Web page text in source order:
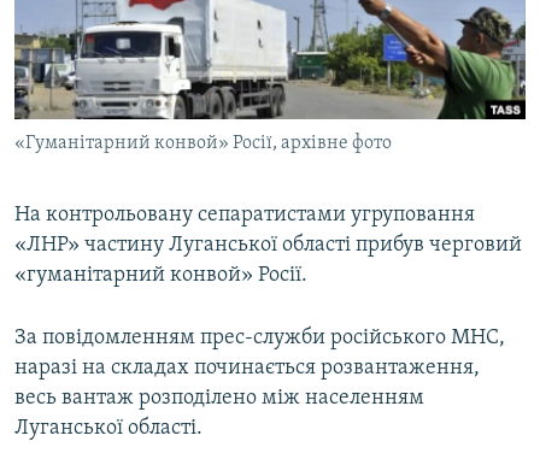
ВІДЕОУРОКИ «ELIFBE»
СВІДЧЕННЯ ОКУПАЦІЇ
УКРАЇНСЬКА ПРОБЛЕМА КРИМУ
ІНФОГРАФІКА
Русский
Qırımtatar
ДОЛУЧАЙСЯ!
Усі сайти RFE/RL
«Гуманітарний конвой» Росії, архівне фото
На контрольовану сепаратистами угруповання
«ЛНР» частину Луганської області прибув черговий
«гуманітарний конвой» Росії.
За повідомленням прес-служби російського МНС,
наразі на складах починається розвантаження,
весь вантаж розподілено між населенням
Луганської області.